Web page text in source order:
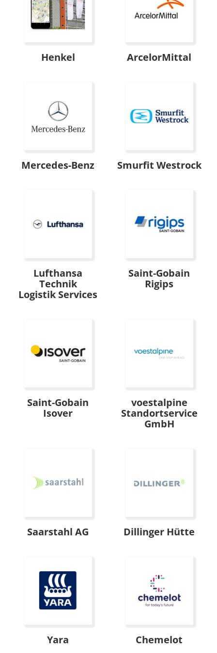
Henkel ArcelorMittal
Mercedes-Benz Smurfit Westrock
Lufthansa
Technik
Logistik Services
Saint-Gobain
Rigips
Saint-Gobain
Isover
voestalpine
Standortservice
GmbH
Saarstahl AG Dillinger Hütte
Yara Chemelot